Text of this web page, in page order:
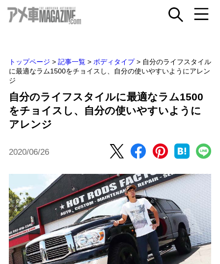
トップページ > 記事一覧 > ボディタイプ > 自分のライフスタイル
に最適なラム1500をチョイスし、自分の使いやすいようにアレン
ジ
自分のライフスタイルに最適なラム1500
をチョイスし、自分の使いやすいように
アレンジ
2020/06/26